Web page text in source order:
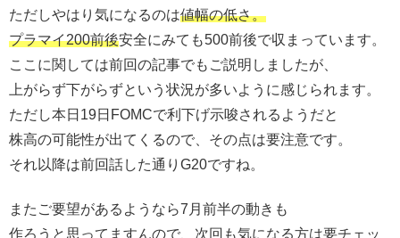
ただしやはり気になるのは値幅の低さ。
プラマイ200前後安全にみても500前後で収まっています。
ここに関しては前回の記事でもご説明しましたが、
上がらず下がらずという状況が多いように感じられます。
ただし本日19日FOMCで利下げ示唆されるようだと
株高の可能性が出てくるので、その点は要注意です。
それ以降は前回話した通りG20ですね。
またご要望があるようなら7月前半の動きも
作ろうと思ってますんので、次回も気になる方は要チェッ